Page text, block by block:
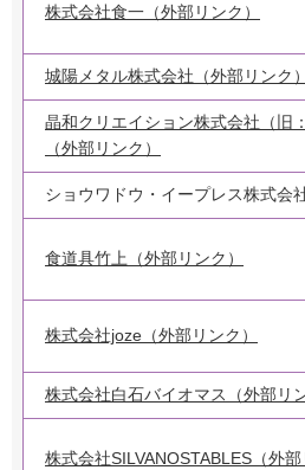
株式会社食一（外部リンク）
城陽メタル株式会社（外部リンク）
晶和クリエイション株式会社（旧
（外部リンク）
ショウワドウ・イープレス株式会
食道具竹上（外部リンク）
株式会社joze（外部リンク）
株式会社白石バイオマス（外部リン
株式会社SILVANOSTABLES（外部